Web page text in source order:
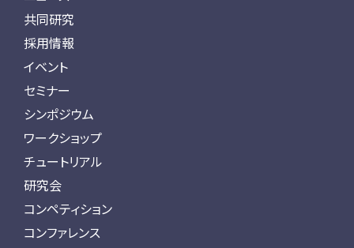
共同研究
採用情報
イベント
セミナー
シンポジウム
ワークショップ
チュートリアル
研究会
コンペティション
コンファレンス